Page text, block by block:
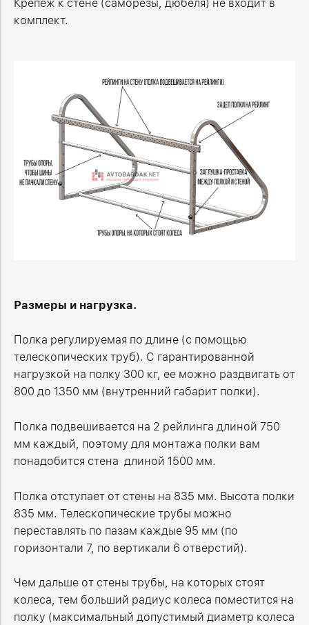
Крепеж к стене (саморезы, дюбеля) не входит в
комплект.
Размеры и нагрузка.
Полка регулируемая по длине (с помощью
телескопических труб). С гарантированной
нагрузкой на полку 300 кг, ее можно раздвигать от
800 до 1350 мм (внутренний габарит полки).
Полка подвешивается на 2 рейлинга длиной 750
мм каждый, поэтому для монтажа полки вам
понадобится стена длиной 1500 мм.
Полка отступает от стены на 835 мм. Высота полки
835 мм. Телескопические трубы можно
переставлять по пазам каждые 95 мм (по
горизонтали 7, по вертикали 6 отверстий).
Чем дальше от стены трубы, на которых стоят
колеса, тем больший радиус колеса поместится на
полку (максимальный допустимый диаметр колеса